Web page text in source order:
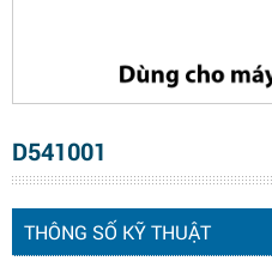
D541001
THÔNG SỐ KỸ THUẬT